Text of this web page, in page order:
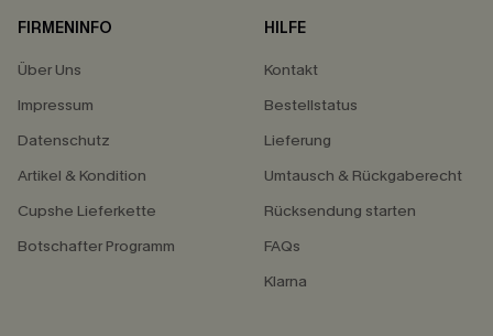
FIRMENINFO
Über Uns
Impressum
Datenschutz
Artikel & Kondition
Cupshe Lieferkette
Botschafter Programm
HILFE
Kontakt
Bestellstatus
Lieferung
Umtausch & Rückgaberecht
Rücksendung starten
FAQs
Klarna